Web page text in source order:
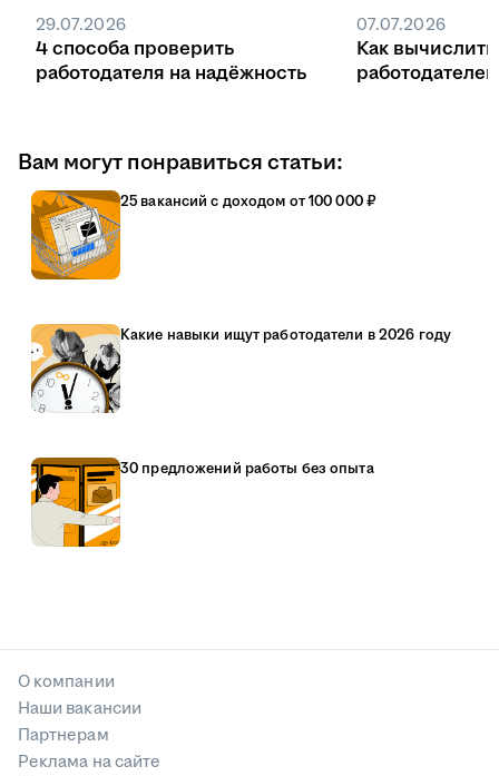
29.07.2026
4 способа проверить
работодателя на надёжность
07.07.2026
Как вычислить
Вам могут понравиться статьи:
25 вакансий с доходом от 100 000 ₽
Какие навыки ищут работодатели в 2026 году
30 предложений работы без опыта
О компании
Наши вакансии
Партнерам
Реклама на сайте